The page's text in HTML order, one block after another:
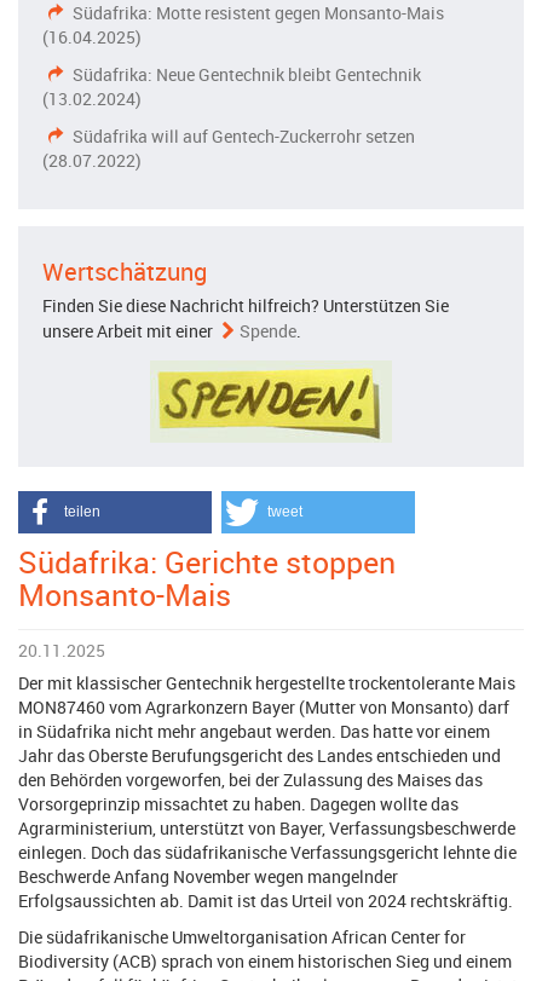
Südafrika: Motte resistent gegen Monsanto-Mais
(16.04.2025)
Südafrika: Neue Gentechnik bleibt Gentechnik
(13.02.2024)
Südafrika will auf Gentech-Zuckerrohr setzen
(28.07.2022)
Wertschätzung
Finden Sie diese Nachricht hilfreich? Unterstützen Sie
unsere Arbeit mit einer
Spende.
teilen tweet
Südafrika: Gerichte stoppen
Monsanto-Mais
20.11.2025
Der mit klassischer Gentechnik hergestellte trockentolerante Mais
MON87460 vom Agrarkonzern Bayer (Mutter von Monsanto) darf
in Südafrika nicht mehr angebaut werden. Das hatte vor einem
Jahr das Oberste Berufungsgericht des Landes entschieden und
den Behörden vorgeworfen, bei der Zulassung des Maises das
Vorsorgeprinzip missachtet zu haben. Dagegen wollte das
Agrarministerium, unterstützt von Bayer, Verfassungsbeschwerde
einlegen. Doch das südafrikanische Verfassungsgericht lehnte die
Beschwerde Anfang November wegen mangelnder
Erfolgsaussichten ab. Damit ist das Urteil von 2024 rechtskräftig.
Die südafrikanische Umweltorganisation African Center for
Biodiversity (ACB) sprach von einem historischen Sieg und einem